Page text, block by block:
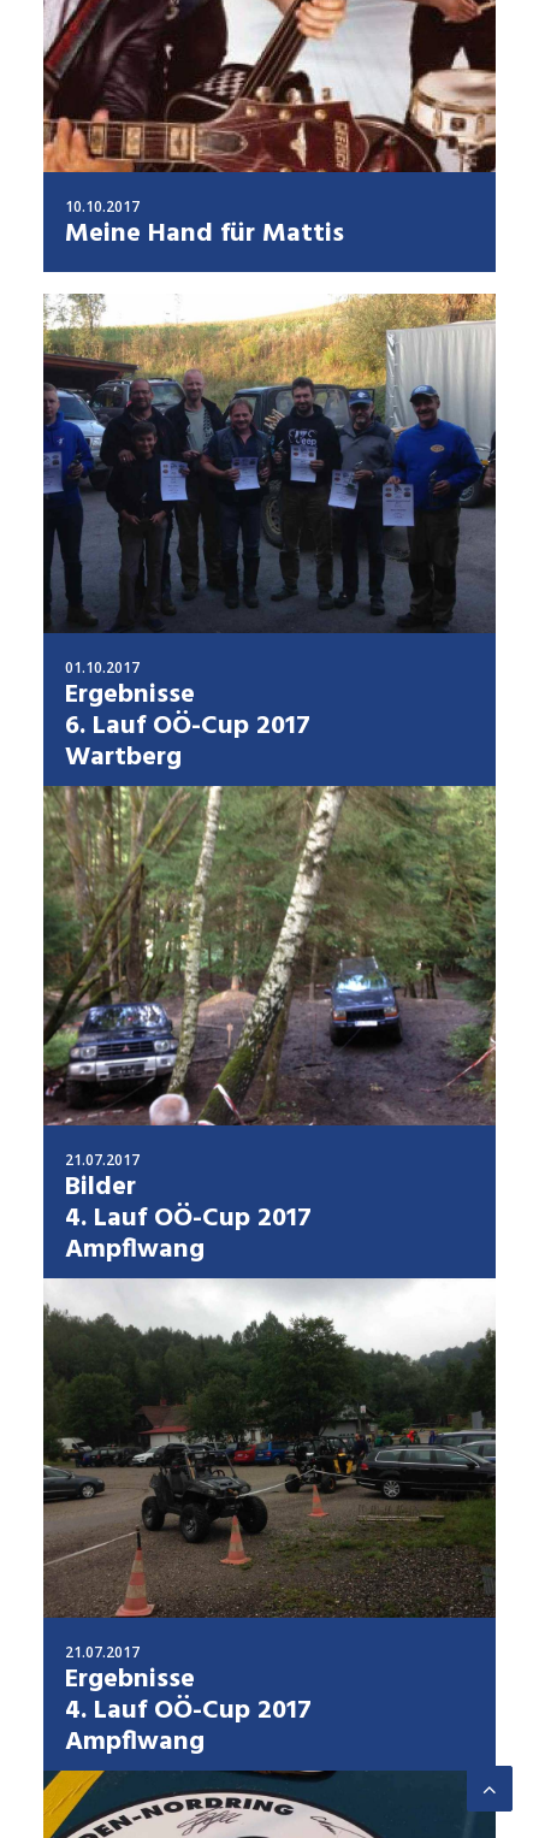
10.10.2017
Meine Hand für Mattis
01.10.2017
Ergebnisse
6. Lauf OÖ-Cup 2017
Wartberg
21.07.2017
Bilder
4. Lauf OÖ-Cup 2017
Ampflwang
21.07.2017
Ergebnisse
4. Lauf OÖ-Cup 2017
Ampflwang